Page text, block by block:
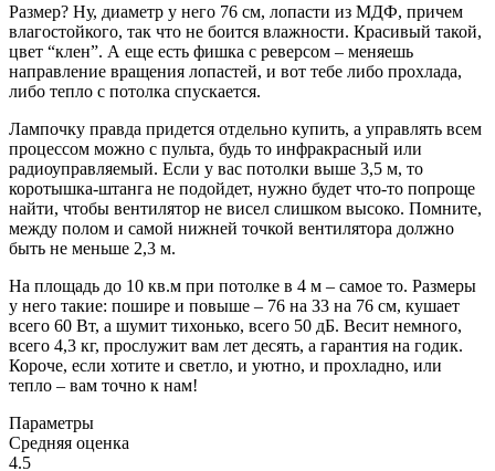
Размер? Ну, диаметр у него 76 см, лопасти из МДФ, причем
влагостойкого, так что не боится влажности. Красивый такой,
цвет “клен”. А еще есть фишка с реверсом – меняешь
направление вращения лопастей, и вот тебе либо прохлада,
либо тепло с потолка спускается.
Лампочку правда придется отдельно купить, а управлять всем
процессом можно с пульта, будь то инфракрасный или
радиоуправляемый. Если у вас потолки выше 3,5 м, то
коротышка-штанга не подойдет, нужно будет что-то попроще
найти, чтобы вентилятор не висел слишком высоко. Помните,
между полом и самой нижней точкой вентилятора должно
быть не меньше 2,3 м.
На площадь до 10 кв.м при потолке в 4 м – самое то. Размеры
у него такие: пошире и повыше – 76 на 33 на 76 см, кушает
всего 60 Вт, а шумит тихонько, всего 50 дБ. Весит немного,
всего 4,3 кг, прослужит вам лет десять, а гарантия на годик.
Короче, если хотите и светло, и уютно, и прохладно, или
тепло – вам точно к нам!
Параметры
Средняя оценка
4.5